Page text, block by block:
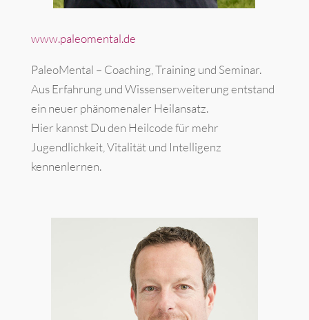
www.paleomental.de
PaleoMental – Coaching, Training und Seminar.
Aus Erfahrung und Wissenserweiterung entstand
ein neuer phänomenaler Heilansatz.
Hier kannst Du den Heilcode für mehr
Jugendlichkeit, Vitalität und Intelligenz
kennenlernen.